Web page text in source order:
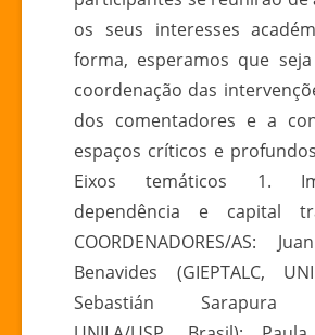
os seus interesses
forma, esperamos que
coordenação das
dos comentadores e a
espaços críticos e
Eixos temáticos 1.
dependência e capital
COORDENADORES/AS:
Benavides (GIEPTALC,
Sebastián Sarapura